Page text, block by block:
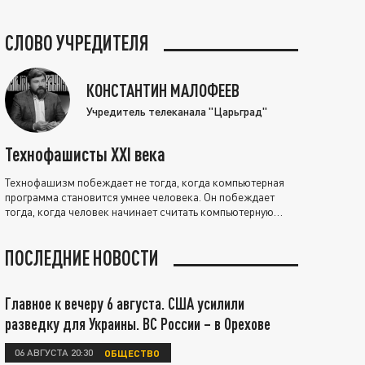
СЛОВО УЧРЕДИТЕЛЯ
КОНСТАНТИН МАЛОФЕЕВ
Учредитель телеканала "Царьград"
Технофашисты XXI века
Технофашизм побеждает не тогда, когда компьютерная
программа становится умнее человека. Он побеждает
тогда, когда человек начинает считать компьютерную
ПОСЛЕДНИЕ НОВОСТИ
Главное к вечеру 6 августа. США усилили
разведку для Украины. ВС России – в Орехове
06 АВГУСТА 20:30 ОБЩЕСТВО